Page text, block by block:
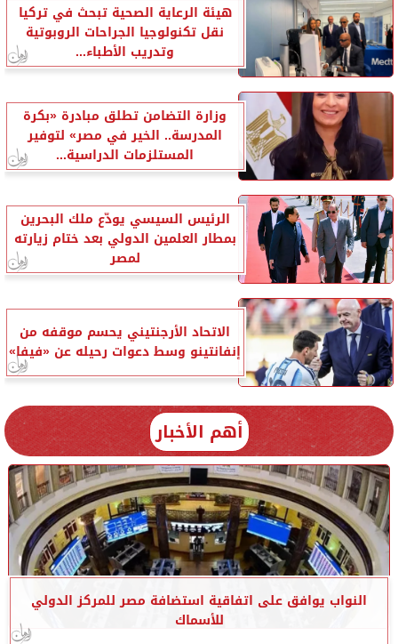
هيئة الرعاية الصحية تبحث في تركيا
نقل تكنولوجيا الجراحات الروبوتية
وتدريب الأطباء...
وزارة التضامن تطلق مبادرة «بكرة
المدرسة.. الخير في مصر» لتوفير
المستلزمات الدراسية...
الرئيس السيسي يودّع ملك البحرين
بمطار العلمين الدولي بعد ختام زيارته
لمصر
الاتحاد الأرجنتيني يحسم موقفه من
إنفانتينو وسط دعوات رحيله عن «فيفا»
أهم الأخبار
النواب يوافق على اتفاقية استضافة مصر للمركز الدولي
للأسماك